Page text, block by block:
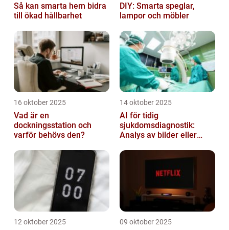
Så kan smarta hem bidra
till ökad hållbarhet
DIY: Smarta speglar,
lampor och möbler
16 oktober 2025
Vad är en
dockningsstation och
varför behövs den?
14 oktober 2025
AI för tidig
sjukdomsdiagnostik:
Analys av bilder eller
12 oktober 2025 09 oktober 2025